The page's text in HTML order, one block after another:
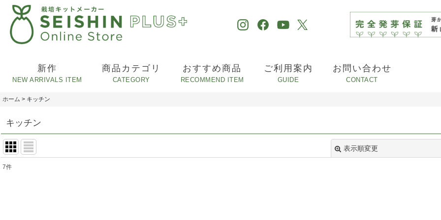
新作 商品カテゴリ おすすめ商品 ご利用案内 お問い合わせ
ホーム > キッチン
キッチン
表示順変更
7件